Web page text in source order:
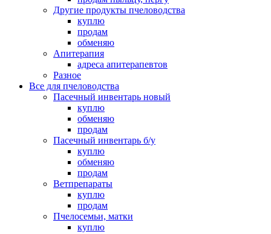
Другие продукты пчеловодства
куплю
продам
обменяю
Апитерапия
адреса апитерапевтов
Разное
Все для пчеловодства
Пасечный инвентарь новый
куплю
обменяю
продам
Пасечный инвентарь б/у
куплю
обменяю
продам
Ветпрепараты
куплю
продам
Пчелосемьи, матки
куплю